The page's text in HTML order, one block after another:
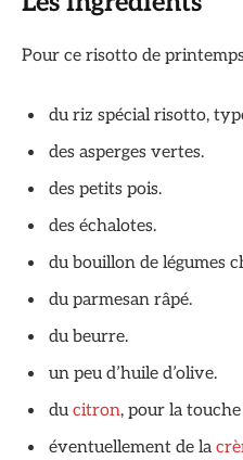
Pour ce risotto de
du riz spécial risotto,
des asperges vertes.
des petits pois.
des échalotes.
du bouillon de légumes
du parmesan râpé.
du beurre.
un peu d’huile d’olive.
du citron, pour la
éventuellement de la